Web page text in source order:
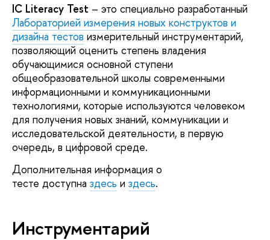
IC Literacy Test – это специально разработанный
Лабораторией измерения новых конструктов и
дизайна тестов измерительный инструментарий,
позволяющий оценить степень владения
обучающимися основной ступени
общеобразовательной школы современными
информационными и коммуникационными
технологиями, которые используются человеком
для получения новых знаний, коммуникации и
исследовательской деятельности, в первую
очередь, в цифровой среде.
Дополнительная информация о
тесте доступна здесь и здесь.
Инструментарий